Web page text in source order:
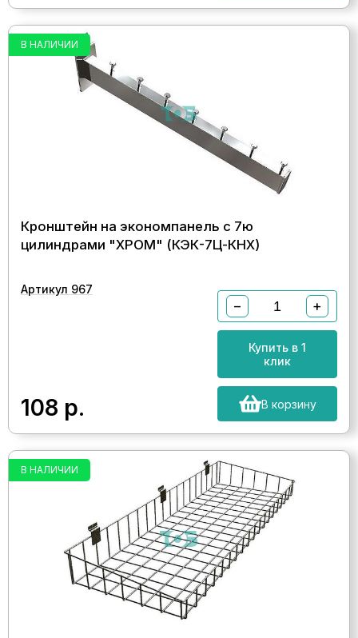
В НАЛИЧИИ
Кронштейн на экономпанель с 7ю
цилиндрами "ХРОМ" (КЭК-7Ц-КНХ)
Артикул 967
108 р.
− +
Купить в 1
клик
В корзину
В НАЛИЧИИ